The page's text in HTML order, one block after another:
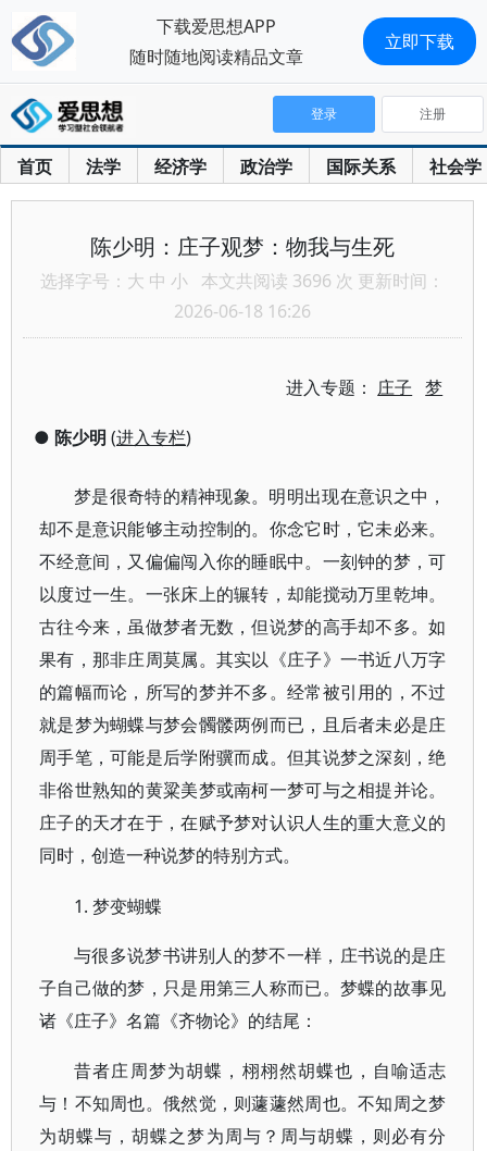
首页 法学 经济学 政治学 国际关系 社会学
登录 注册
陈少明：庄子观梦：物我与生死
选择字号： 大 中 小 本文共阅读 3696 次 更新时间：
2026-06-18 16:26
进入专题： 庄子 梦
● 陈少明 (进入专栏)
梦是很奇特的精神现象。明明出现在意识之中，
却不是意识能够主动控制的。你念它时，它未必来。
不经意间，又偏偏闯入你的睡眠中。一刻钟的梦，可
以度过一生。一张床上的辗转，却能搅动万里乾坤。
古往今来，虽做梦者无数，但说梦的高手却不多。如
果有，那非庄周莫属。其实以
《庄子》 一书近八万字
的篇幅而论，所写的梦并不多。经常被引用的，不过
就是梦为蝴蝶与梦会髑髅两例而已，且后者未必是庄
周手笔，可能是后学附骥而成。但其说梦之深刻，绝
非俗世熟知的黄粱美梦或南柯一梦可与之相提并论。
庄子的天才在于，在赋予梦对认识人生的重大意义的
同时，创造一种说梦的特别方式。
1. 梦变蝴蝶
与很多说梦书讲别人的梦不一样，庄书说的是庄
子自己做的梦，只是用第三人称而已。梦蝶的故事见
诸《庄子》名篇《齐物论》的结尾：
昔者庄周梦为胡蝶，栩栩然胡蝶也，自喻适志
与！不知周也。俄然觉，则蘧蘧然周也。不知周之梦
为胡蝶与，胡蝶之梦为周与？周与胡蝶，则必有分
下载爱思想APP
随时随地阅读精品文章
立即下载